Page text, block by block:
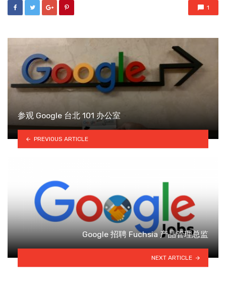
1
参观 Google 台北 101 办公室
PREVIOUS ARTICLE
Google 招聘 Fuchsia 产品管理总监
NEXT ARTICLE